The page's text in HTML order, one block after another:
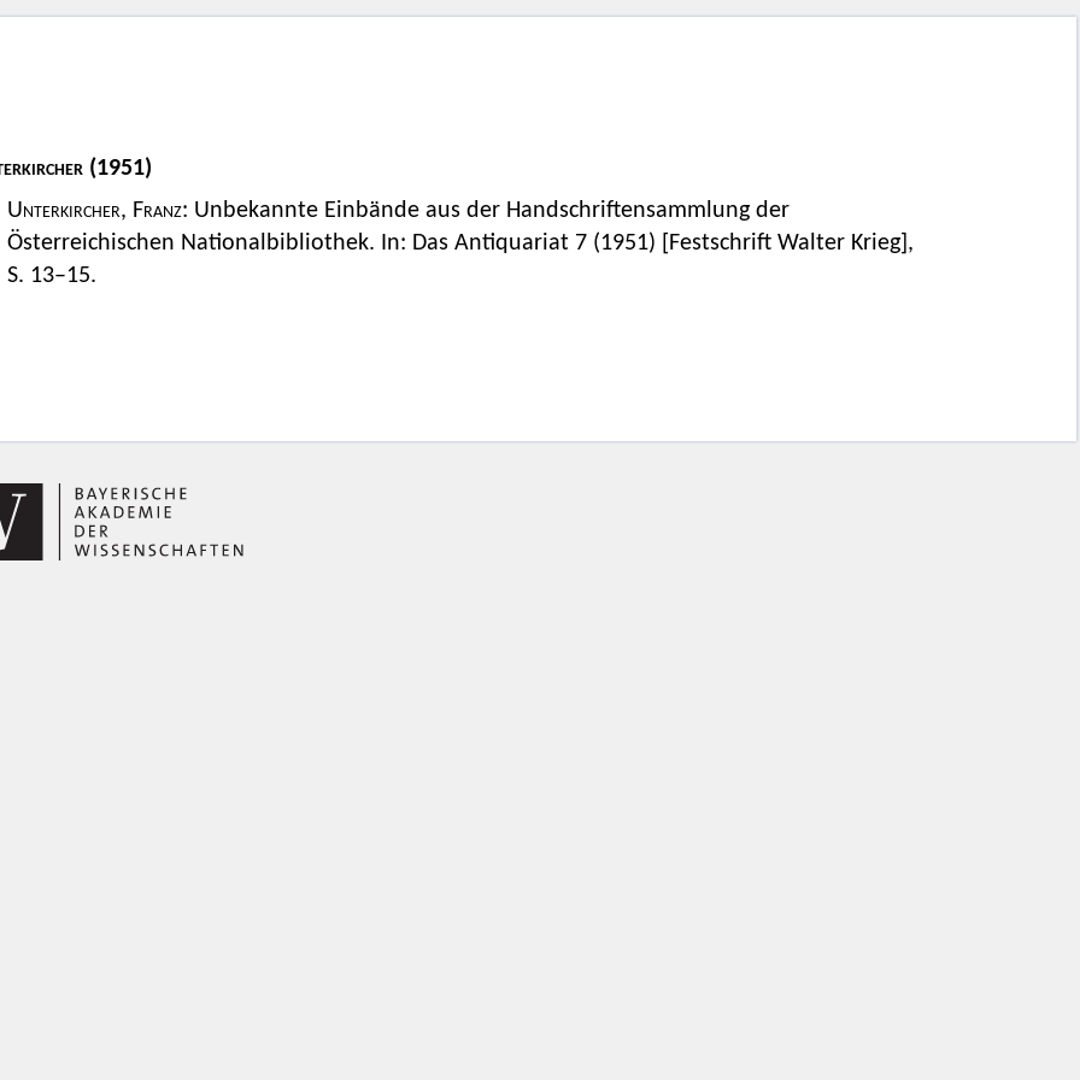
(1951)
Unterkircher, Franz: Unbekannte Einbände aus der Handschriftensammlung der
Österreichischen Nationalbibliothek. In: Das Antiquariat 7 (1951) [Festschrift Walter Krieg],
S. 13–15.